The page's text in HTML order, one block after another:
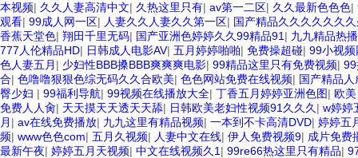
本视频| 久久人妻高清中文| 久热这里只有| av第一二区| 久久最新色色色|
观看| 99成人网一区| 人妻久久人妻久久第一区| 国产精品久久久久久久
香蕉天堂色| 翔田千里无码| 国产亚洲色婷婷久久99精品91 | 九九精品热播
777人伦精品HD| 日韩成人电影AV| 五月婷婷啪啪| 免费操超碰| 99小视频
色人妻五月 | 少妇性BBB搡BBB爽爽爽电影| 99精品这里只有免费视频|
合| 色噜噜狠狠色综无码久久合欧美| 色色网站免费在线视频| 国产精品
臀少妇 | 99福利导航| 99视频在线播放大全| 丁香五月婷婷亚洲色图| 欧
免费人人肏| 天天摸天天透天天舔| 日韩欧美老妇性视频91久久久 | w婷婷
月 | av在线免费播放| 九九这里有精品视频| 一本到不卡高清DVD| 婷婷五
频| www色色com| 五月久视频| 人妻中文在线| 伊人免费视频9| 成片免费
最新午夜| 婷婷五月天视频| 中文在线视频久1 | 99re66热这里只有精品|